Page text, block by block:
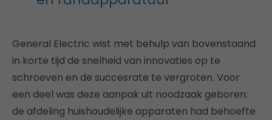
General Electric wist met behulp van bovenstaand
in korte tijd de snelheid van innovaties op te
schroeven en de succesrate te vergroten. Voor
een deel was deze aanpak uit noodzaak geboren:
de afdeling huishoudelijke apparaten had behoefte